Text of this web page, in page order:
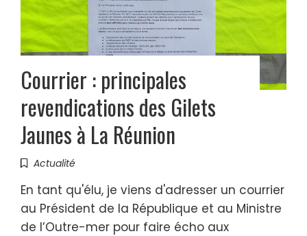
Courrier : principales
revendications des Gilets
Jaunes à La Réunion
Actualité
En tant qu'élu, je viens d'adresser un courrier
au Président de la République et au Ministre
de l’Outre-mer pour faire écho aux